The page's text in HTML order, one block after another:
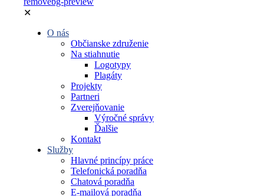
✕
O nás
Občianske združenie
Na stiahnutie
Logotypy
Plagáty
Projekty
Partneri
Zverejňovanie
Výročné správy
Ďalšie
Kontakt
Služby
Hlavné princípy práce
Telefonická poradňa
Chatová poradňa
E-mailová poradňa